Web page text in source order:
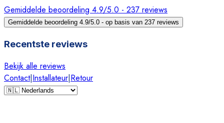
Gemiddelde beoordeling 4.9/5.0 - 237 reviews
Gemiddelde beoordeling 4.9/5.0 - op basis van 237 reviews
Recentste reviews
Bekijk alle reviews
Contact|Installateur|Retour